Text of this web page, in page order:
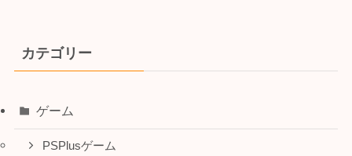
カテゴリー
ゲーム
PSPlusゲーム